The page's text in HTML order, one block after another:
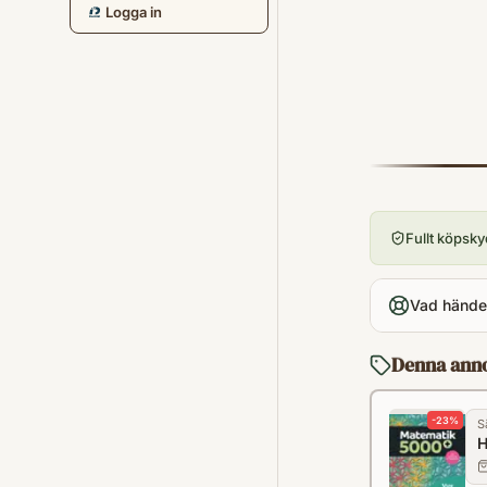
Logga in
Fullt
Vad
Denna
-23%